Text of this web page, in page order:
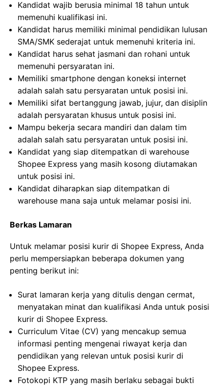
Kandidat wajib berusia minimal 18 tahun untuk
memenuhi kualifikasi ini.
Kandidat harus memiliki minimal pendidikan lulusan
SMA/SMK sederajat untuk memenuhi kriteria ini.
Kandidat harus sehat jasmani dan rohani untuk
memenuhi persyaratan ini.
Memiliki smartphone dengan koneksi internet
adalah salah satu persyaratan untuk posisi ini.
Memiliki sifat bertanggung jawab, jujur, dan disiplin
adalah persyaratan khusus untuk posisi ini.
Mampu bekerja secara mandiri dan dalam tim
adalah salah satu persyaratan untuk posisi ini.
Kandidat yang siap ditempatkan di warehouse
Shopee Express yang masih kosong diutamakan
untuk posisi ini.
Kandidat diharapkan siap ditempatkan di
warehouse mana saja untuk melamar posisi ini.
Berkas Lamaran
Untuk melamar posisi kurir di Shopee Express, Anda
perlu mempersiapkan beberapa dokumen yang
penting berikut ini:
Surat lamaran kerja yang ditulis dengan cermat,
menyatakan minat dan kualifikasi Anda untuk posisi
kurir di Shopee Express.
Curriculum Vitae (CV) yang mencakup semua
informasi penting mengenai riwayat kerja dan
pendidikan yang relevan untuk posisi kurir di
Shopee Express.
Fotokopi KTP yang masih berlaku sebagai bukti